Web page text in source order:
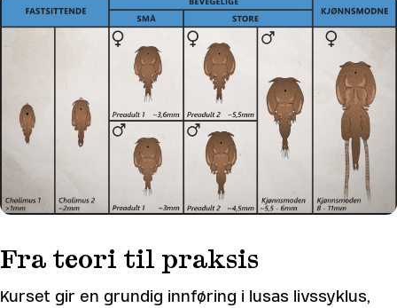
Fra teori til praksis
Kurset gir en grundig innføring i lusas livssyklus,